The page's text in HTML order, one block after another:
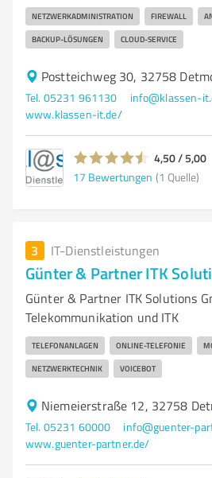
NETZWERKADMINISTRATION FIREWALL
BACKUP-LÖSUNGEN CLOUD-SERVICE
Postteichweg 30, 32758
Tel. 05231 961130
info@klassen-
www.klassen-it.de/
4,50 / 5,00
17 Bewertungen (1 Quelle)
3 IT-Dienstleistungen
Günter & Partner ITK
Günter & Partner ITK Solutions
Telekommunikation und ITK
TELEFONANLAGEN ONLINE-TELEFONIE
NETZWERKTECHNIK VOICEBOT
Niemeierstraße 12, 32758
Tel. 05231 60000
info@guenter-
www.guenter-partner.de/